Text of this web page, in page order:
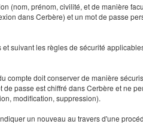
(nom, prénom, civilité, et de manière
dans Cerbère) et un mot de passe
suivant les règles de sécurité
compte doit conserver de manière
passe est chiffré dans Cerbère et ne
modification, suppression).
un nouveau au travers d'une